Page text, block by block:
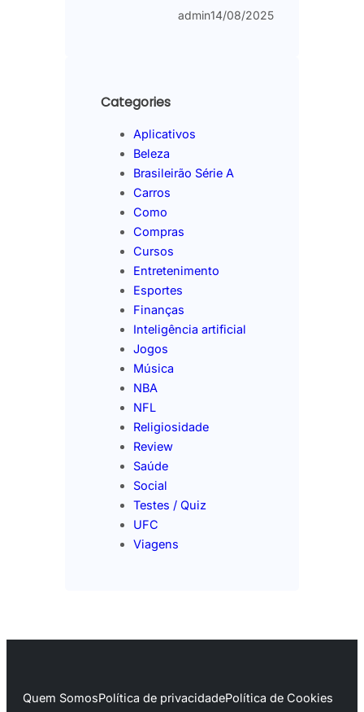
admin14/08/2025
Categories
Aplicativos
Beleza
Brasileirão Série A
Carros
Como
Compras
Cursos
Entretenimento
Esportes
Finanças
Inteligência artificial
Jogos
Música
NBA
NFL
Religiosidade
Review
Saúde
Social
Testes / Quiz
UFC
Viagens
Quem SomosPolítica de privacidadePolítica de Cookies